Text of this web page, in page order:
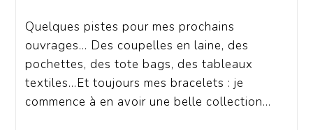
Quelques pistes pour mes prochains
ouvrages... Des coupelles en laine, des
pochettes, des tote bags, des tableaux
textiles...Et toujours mes bracelets : je
commence à en avoir une belle collection…